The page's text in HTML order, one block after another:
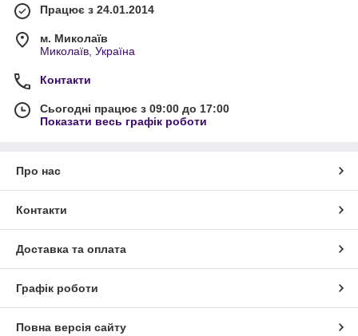
Працює з 24.01.2014
м. Миколаїв
Миколаїв, Україна
Контакти
Сьогодні працює з 09:00 до 17:00
Показати весь графік роботи
Про нас
Контакти
Доставка та оплата
Графік роботи
Повна версія сайту